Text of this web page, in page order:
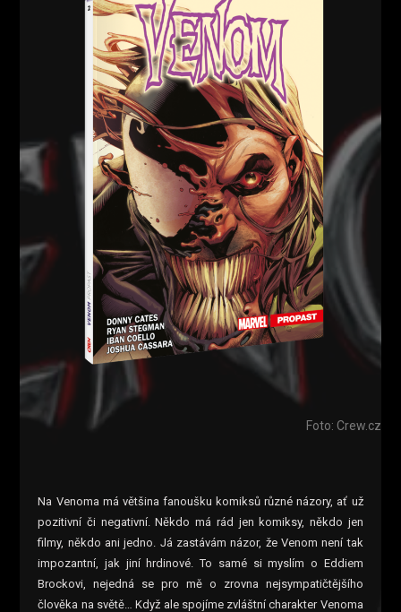
Foto: Crew.cz
Na Venoma má většina fanoušku komiksů různé názory, ať už
pozitivní či negativní. Někdo má rád jen komiksy, někdo jen
filmy, někdo ani jedno. Já zastávám názor, že Venom není tak
impozantní, jak jiní hrdinové. To samé si myslím o Eddiem
Brockovi, nejedná se pro mě o zrovna nejsympatičtějšího
člověka na světě… Když ale spojíme zvláštní charakter Venoma